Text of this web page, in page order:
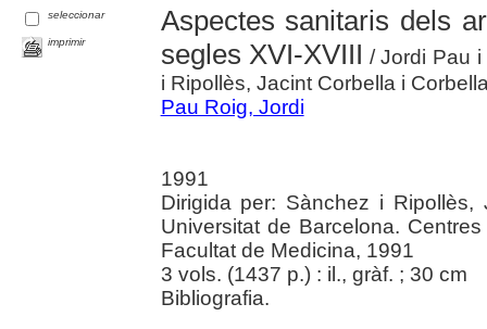
seleccionar
imprimir
Aspectes sanitaris dels
segles XVI-XVIII / Jordi Pau
i Ripollès, Jacint Corbella i
Pau Roig, Jordi
1991
Dirigida per: Sànchez i
Universitat de Barcelona.
Facultat de Medicina, 1991
3 vols. (1437 p.) : il., gràf. ; 30 cm
Bibliografia.